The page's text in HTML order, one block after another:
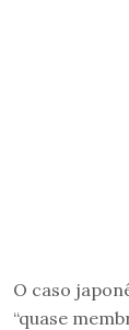
O caso
“quase